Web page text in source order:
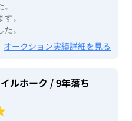
。
。
オークション実績詳細を見る
ルホーク / 9年落ち